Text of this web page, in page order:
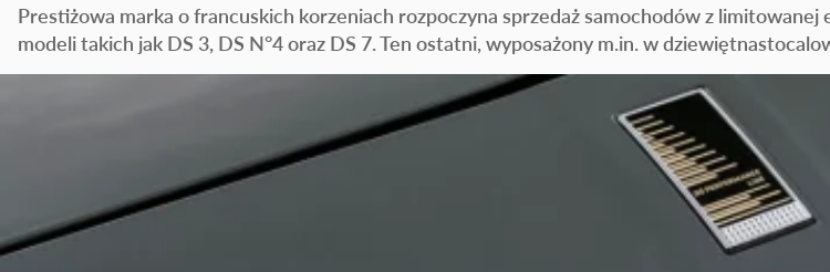
Prestiżowa marka o francuskich korzeniach rozpoczyna sprzedaż samochodów z
modeli takich jak DS 3, DS N°4 oraz DS 7. Ten ostatni, wyposażony m.in. w